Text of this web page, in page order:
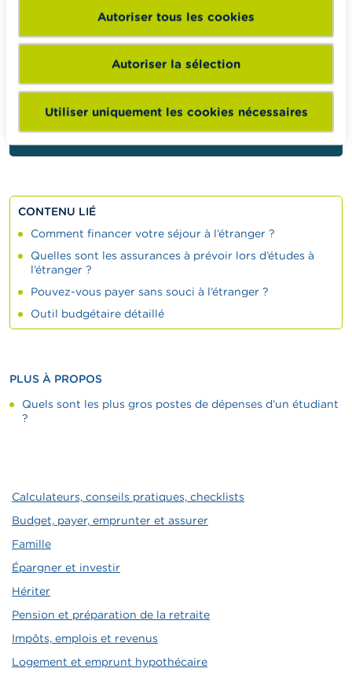
Autoriser tous les cookies
Autoriser la sélection
Utiliser uniquement les cookies nécessaires
diplômes pour l’étranger.
Conseil Wikifin
Vérifiez la valeur du diplôme proposé avant de
vous lancer dans des études à l’étranger.
CONTENU LIÉ
Comment financer votre séjour à l’étranger ?
Quelles sont les assurances à prévoir lors d’études à
l’étranger ?
Pouvez-vous payer sans souci à l’étranger ?
Outil budgétaire détaillé
PLUS À PROPOS
Quels sont les plus gros postes de dépenses d’un étudiant
?
Calculateurs, conseils pratiques, checklists
Budget, payer, emprunter et assurer
Famille
Épargner et investir
Hériter
Pension et préparation de la retraite
Impôts, emplois et revenus
Logement et emprunt hypothécaire